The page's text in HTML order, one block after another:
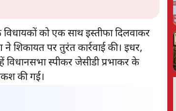
विधायकों को एक साथ इस्तीफा दिलवाकर
शिकायत पर तुरंत कार्रवाई की। इधर,
विधानसभा स्पीकर जेसीडी प्रभाकर के
की गई।